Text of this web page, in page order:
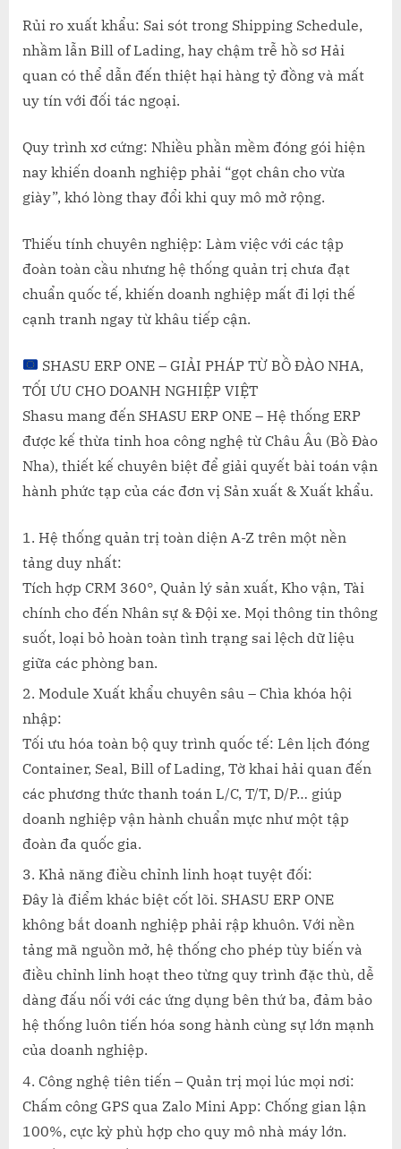
XUẤT
TẦM
Rủi ro xuất khẩu: Sai sót trong Shipping Schedule,
nhầm lẫn Bill of Lading, hay chậm trễ hồ sơ Hải
quan có thể dẫn đến thiệt hại hàng tỷ đồng và mất
uy tín với đối tác ngoại.
Quy trình xơ cứng: Nhiều phần mềm đóng gói hiện
nay khiến doanh nghiệp phải “gọt chân cho vừa
giày”, khó lòng thay đổi khi quy mô mở rộng.
Thiếu tính chuyên nghiệp: Làm việc với các tập
đoàn toàn cầu nhưng hệ thống quản trị chưa đạt
chuẩn quốc tế, khiến doanh nghiệp mất đi lợi thế
cạnh tranh ngay từ khâu tiếp cận.
SHASU ERP ONE – GIẢI PHÁP TỪ BỒ ĐÀO NHA,
TỐI ƯU CHO DOANH NGHIỆP VIỆT
Shasu mang đến SHASU ERP ONE – Hệ thống ERP
được kế thừa tinh hoa công nghệ từ Châu Âu (Bồ Đào
Nha), thiết kế chuyên biệt để giải quyết bài toán vận
hành phức tạp của các đơn vị Sản xuất & Xuất khẩu.
Hệ thống quản trị toàn diện A-Z trên một nền
tảng duy nhất:
Tích hợp CRM 360°, Quản lý sản xuất, Kho vận, Tài
chính cho đến Nhân sự & Đội xe. Mọi thông tin thông
suốt, loại bỏ hoàn toàn tình trạng sai lệch dữ liệu
giữa các phòng ban.
Module Xuất khẩu chuyên sâu – Chìa khóa hội
nhập:
Tối ưu hóa toàn bộ quy trình quốc tế: Lên lịch đóng
Container, Seal, Bill of Lading, Tờ khai hải quan đến
các phương thức thanh toán L/C, T/T, D/P… giúp
doanh nghiệp vận hành chuẩn mực như một tập
đoàn đa quốc gia.
Khả năng điều chỉnh linh hoạt tuyệt đối:
Đây là điểm khác biệt cốt lõi. SHASU ERP ONE
không bắt doanh nghiệp phải rập khuôn. Với nền
tảng mã nguồn mở, hệ thống cho phép tùy biến và
điều chỉnh linh hoạt theo từng quy trình đặc thù, dễ
dàng đấu nối với các ứng dụng bên thứ ba, đảm bảo
hệ thống luôn tiến hóa song hành cùng sự lớn mạnh
của doanh nghiệp.
Công nghệ tiên tiến – Quản trị mọi lúc mọi nơi:
Chấm công GPS qua Zalo Mini App: Chống gian lận
100%, cực kỳ phù hợp cho quy mô nhà máy lớn.